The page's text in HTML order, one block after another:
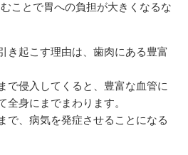
ことで胃への負担が大きくなるな
き起こす理由は、歯肉にある豊富
で侵入してくると、豊富な血管に
全身にまでまわります。
で、病気を発症させることになる